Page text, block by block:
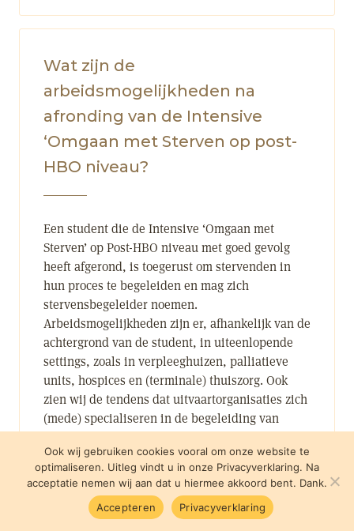
Wat zijn de
arbeidsmogelijkheden na
afronding van de Intensive
‘Omgaan met Sterven op post-
HBO niveau?
Een student die de Intensive ‘Omgaan met
Sterven’ op Post-HBO niveau met goed gevolg
heeft afgerond, is toegerust om stervenden in
hun proces te begeleiden en mag zich
stervensbegeleider noemen.
Arbeidsmogelijkheden zijn er, afhankelijk van de
achtergrond van de student, in uiteenlopende
settings, zoals in verpleeghuizen, palliatieve
units, hospices en (terminale) thuiszorg. Ook
zien wij de tendens dat uitvaartorganisaties zich
(mede) specialiseren in de begeleiding van
zelfstandig te vestigen. Het Landelijk
Expertisecentrum Sterven voorziet vooralsnog
niet in een scholingsaanbod om een zelfstandige
praktijk op te zetten.
Ook wij gebruiken cookies vooral om onze website te
optimaliseren. Uitleg vindt u in onze Privacyverklaring. Na
acceptatie nemen wij aan dat u hiermee akkoord bent. Dank.
Accepteren
Privacyverklaring